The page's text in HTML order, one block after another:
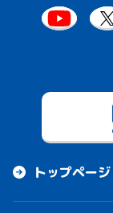
トップページ